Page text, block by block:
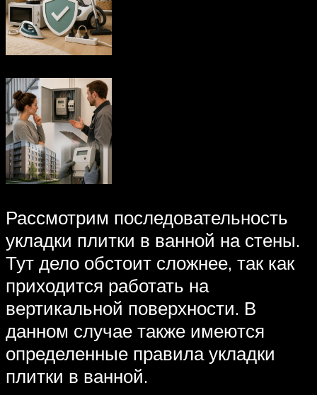
Рассмотрим последовательность
укладки плитки в ванной на стены.
Тут дело обстоит сложнее, так как
приходится работать на
вертикальной поверхности. В
данном случае также имеются
определенные правила укладки
плитки в ванной.